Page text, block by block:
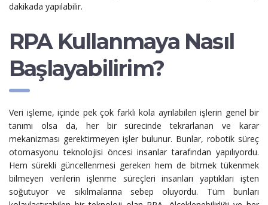
dakikada yapılabilir.
RPA Kullanmaya Nasıl
Başlayabilirim?
Veri işleme, içinde pek çok farklı kola ayrılabilen işlerin genel bir
tanımı olsa da, her bir sürecinde tekrarlanan ve karar
mekanizması gerektirmeyen işler bulunur. Bunlar, robotik süreç
otomasyonu teknolojisi öncesi insanlar tarafından yapılıyordu.
Hem sürekli güncellenmesi gereken hem de bitmek tükenmek
bilmeyen verilerin işlenme süreçleri insanları yaptıkları işten
soğutuyor ve sıkılmalarına sebep oluyordu. Tüm bunları